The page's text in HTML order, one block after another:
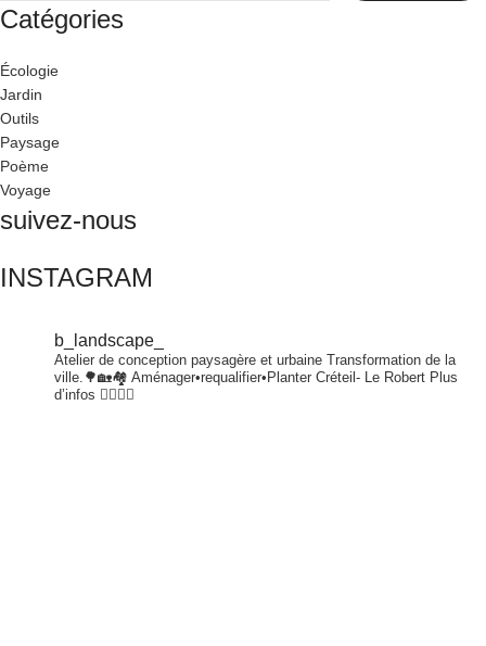
Catégories
Écologie
Jardin
Outils
Paysage
Poème
Voyage
suivez-nous
INSTAGRAM
b_landscape_
Atelier de conception paysagère et urbaine Transformation de la
ville.🌳🏡🏘 Aménager•requalifier•Planter Créteil- Le Robert Plus
d’infos 👇🏾👇🏾